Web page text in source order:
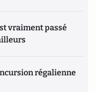
vraiment passé
régalienne